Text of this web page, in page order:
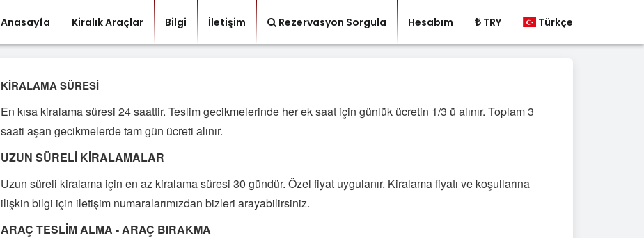
Anasayfa Kiralık Araçlar Bilgi İletişim Rezervasyon Sorgula Hesabım TRY Türkçe
KİRALAMA SÜRESİ
En kısa kiralama süresi 24 saattir. Teslim gecikmelerinde her ek saat için günlük ücretin 1/3 ü alınır. Toplam 3
saati aşan gecikmelerde tam gün ücreti alınır.
UZUN SÜRELİ KİRALAMALAR
Uzun süreli kiralama için en az kiralama süresi 30 gündür. Özel fiyat uygulanır. Kiralama fiyatı ve koşullarına
ilişkin bilgi için iletişim numaralarımızdan bizleri arayabilirsiniz.
ARAÇ TESLİM ALMA - ARAÇ BIRAKMA